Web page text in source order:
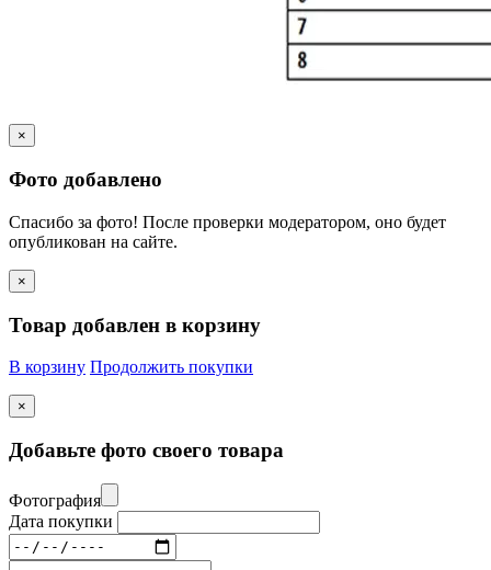
×
Фото добавлено
Спасибо за фото! После проверки модератором, оно будет
опубликован на сайте.
×
Товар добавлен в корзину
В корзину Продолжить покупки
×
Добавьте фото своего товара
Фотография
Дата покупки